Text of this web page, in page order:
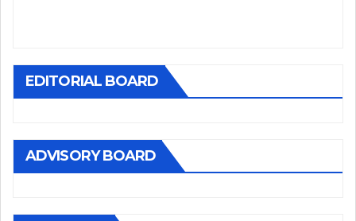
EDITORIAL BOARD
ADVISORY BOARD